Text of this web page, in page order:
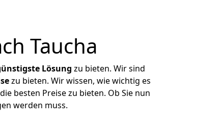
Taucha
Lösung zu bieten. Wir sind
zu bieten. Wir wissen, wie wichtig es
besten Preise zu bieten. Ob Sie nun
werden muss.